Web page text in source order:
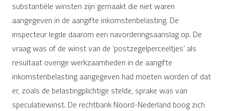
substantiële winsten zijn gemaakt die niet waren
aangegeven in de aangifte inkomstenbelasting. De
inspecteur legde daarom een navorderingsaanslag op. De
vraag was of de winst van de ‘postzegelperceeltjes’ als
resultaat overige werkzaamheden in de aangifte
inkomstenbelasting aangegeven had moeten worden of dat
er, zoals de belastingplichtige stelde, sprake was van
speculatiewinst. De rechtbank Noord-Nederland boog zich